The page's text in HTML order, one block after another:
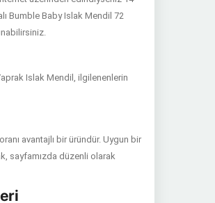
Bumble Baby Islak Mendil 72
Islak Mendil, ilgilenenlerin
avantajlı bir üründür. Uygun bir
sayfamızda düzenli olarak